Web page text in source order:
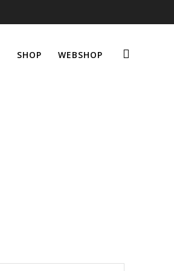
SHOP WEBSHOP